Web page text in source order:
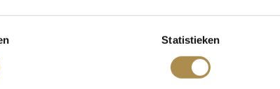
Statistieken